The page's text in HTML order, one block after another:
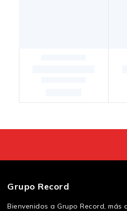
Grupo Record
Bienvenidos a Grupo Record, más